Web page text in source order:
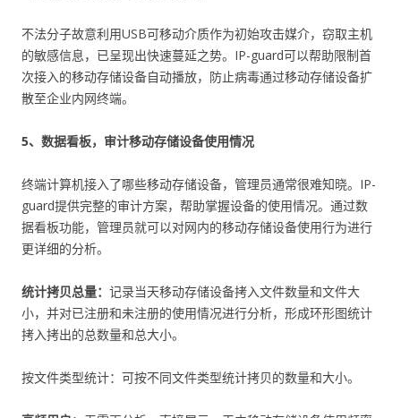
不法分子故意利用USB可移动介质作为初始攻击媒介，窃取主机
的敏感信息，已呈现出快速蔓延之势。IP-guard可以帮助限制首
次接入的移动存储设备自动播放，防止病毒通过移动存储设备扩
散至企业内网终端。
5、数据看板，审计移动存储设备使用情况
终端计算机接入了哪些移动存储设备，管理员通常很难知晓。IP-
guard提供完整的审计方案，帮助掌握设备的使用情况。通过数
据看板功能，管理员就可以对网内的移动存储设备使用行为进行
更详细的分析。
统计拷贝总量： 记录当天移动存储设备拷入文件数量和文件大
小，并对已注册和未注册的使用情况进行分析，形成环形图统计
拷入拷出的总数量和总大小。
按文件类型统计：可按不同文件类型统计拷贝的数量和大小。